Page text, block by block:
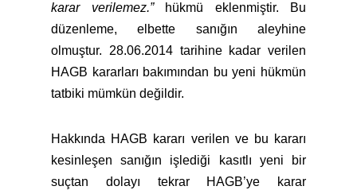
karar verilemez.”
hükmü eklenmiştir. Bu
düzenleme, elbette sanığın aleyhine
olmuştur. 28.06.2014 tarihine kadar verilen
HAGB kararları bakımından bu yeni hükmün
tatbiki mümkün değildir.
Hakkında HAGB kararı verilen ve bu kararı
kesinleşen sanığın işlediği kasıtlı yeni bir
suçtan dolayı tekrar HAGB’ye karar